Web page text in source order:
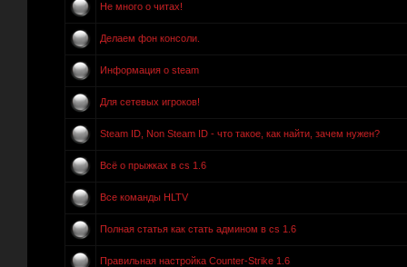
Не много о читах!
Делаем фон консоли.
Информация о steam
Для сетевых игроков!
Steam ID, Non Steam ID - что такое, как найти, зачем нужен?
Всё о прыжках в cs 1.6
Все команды HLTV
Полная статья как стать админом в cs 1.6
Правильная настройка Counter-Strike 1.6